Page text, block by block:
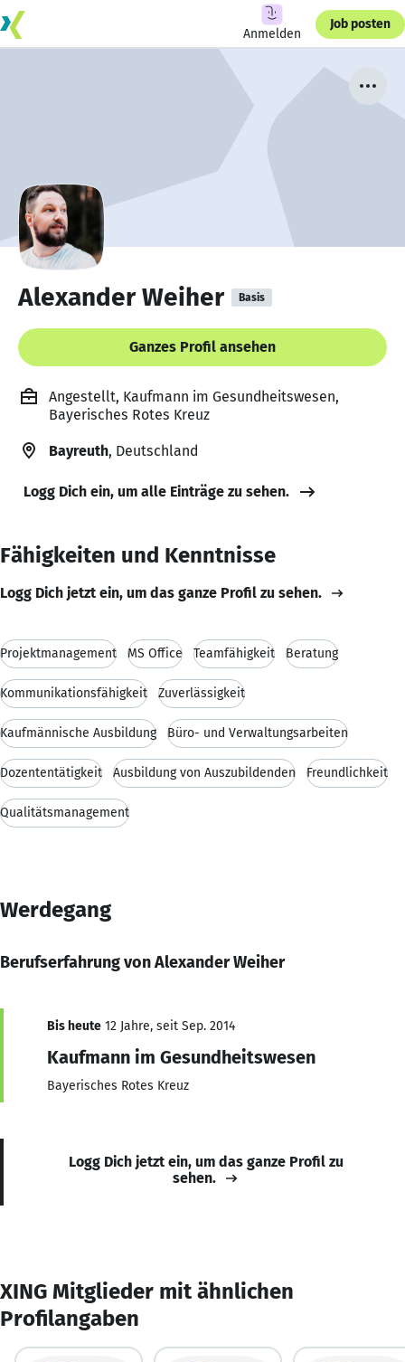
Anmelden
Job posten
Alexander Weiher Basis
Ganzes Profil ansehen
Angestellt, Kaufmann im Gesundheitswesen,
Bayerisches Rotes Kreuz
Bayreuth, Deutschland
Logg Dich ein, um alle Einträge zu sehen.
Fähigkeiten und Kenntnisse
Logg Dich jetzt ein, um das ganze Profil zu sehen.
Projektmanagement MS Office Teamfähigkeit Beratung
Kommunikationsfähigkeit Zuverlässigkeit
Kaufmännische Ausbildung Büro- und Verwaltungsarbeiten
Dozententätigkeit Ausbildung von Auszubildenden Freundlichkeit
Qualitätsmanagement
Werdegang
Berufserfahrung von Alexander Weiher
Bis heute 12 Jahre, seit Sep. 2014
Kaufmann im Gesundheitswesen
Bayerisches Rotes Kreuz
Logg Dich jetzt ein, um das ganze Profil zu
sehen.
XING Mitglieder mit ähnlichen
Profilangaben